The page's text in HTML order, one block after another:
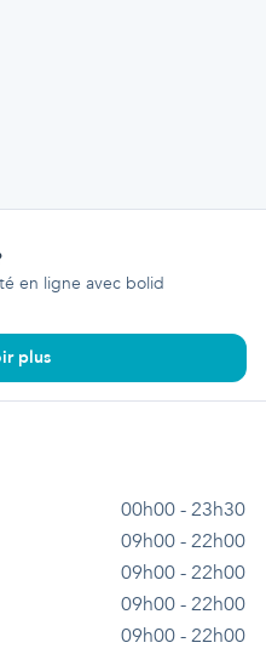
en ligne avec bolid
plus
00h00 - 23h30
09h00 - 22h00
09h00 - 22h00
09h00 - 22h00
09h00 - 22h00